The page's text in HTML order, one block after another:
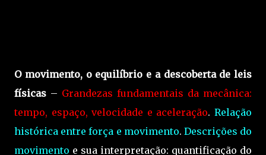
O movimento, o equilíbrio e a descoberta de leis
físicas – Grandezas fundamentais da mecânica:
tempo, espaço, velocidade e aceleração.Relação
histórica entre força e movimento. Descrições do
movimento e sua interpretação: quantificação do